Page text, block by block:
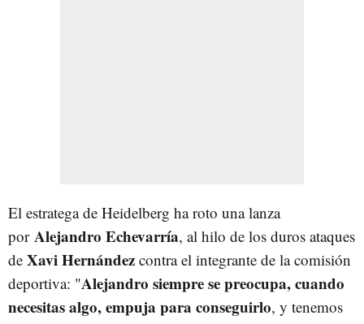
El estratega de Heidelberg ha roto una lanza
porAlejandro Echevarría, al hilo de los duros ataques
de Xavi Hernández contra el integrante de la comisión
deportiva: "Alejandro siempre se preocupa, cuando
necesitas algo, empuja para conseguirlo, y tenemos